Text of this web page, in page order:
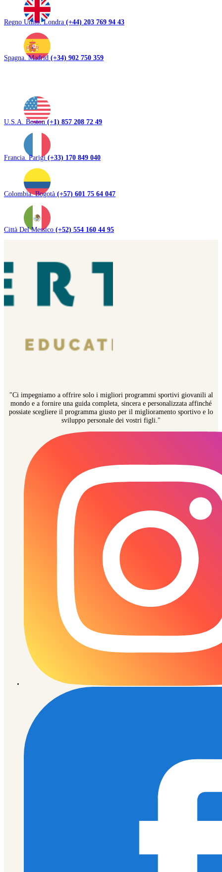
Regno Unito. Londra (+44) 203 769 94 43
Spagna. Madrid (+34) 902 750 359
U.S.A. Boston(+1) 857 208 72 49
Francia. Parigi(+33) 170 849 040
Colombia. Bogotà (+57) 601 75 64 047
Città Del Messico (+52) 554 160 44 95
"Ci impegniamo a offrire solo i migliori programmi sportivi giovanili al
mondo e a fornire una guida completa, sincera e personalizzata affinché
possiate scegliere il programma giusto per il miglioramento sportivo e lo
sviluppo personale dei vostri figli."